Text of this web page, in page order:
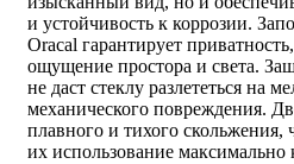
и устойчивость к коррозии.
Oracal гарантирует
ощущение простора и света.
не даст стеклу разлететься на
механического повреждения.
плавного и тихого скольжения,
их использование